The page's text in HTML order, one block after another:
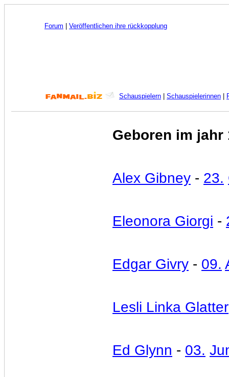
Forum Veröffentlichen ihre rückkopplung
Schauspielern Schauspielerinnen
Geboren im jahr
Alex Gibney - 23.
Eleonora Giorgi -
Edgar Givry - 09.
Lesli Linka Glatter
Ed Glynn - 03.